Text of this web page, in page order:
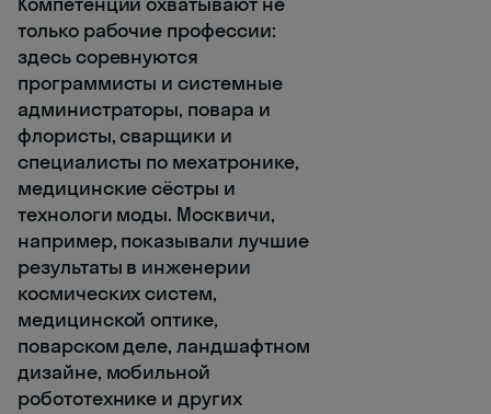
только рабочие профессии:
здесь соревнуются
программисты и системные
администраторы, повара и
флористы, сварщики и
специалисты по мехатронике,
медицинские сёстры и
технологи моды. Москвичи,
например, показывали лучшие
результаты в инженерии
космических систем,
медицинской оптике,
поварском деле, ландшафтном
дизайне, мобильной
робототехнике и других